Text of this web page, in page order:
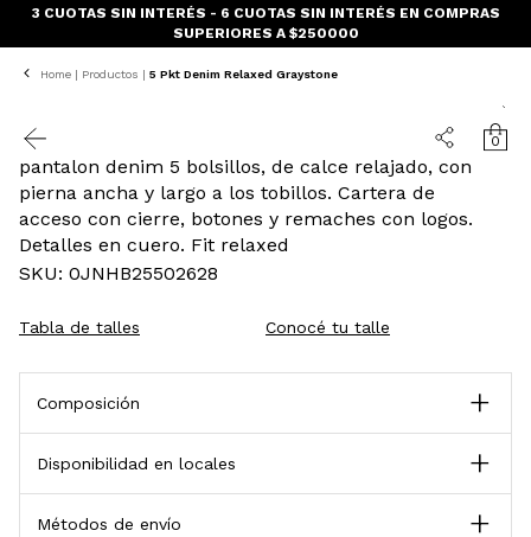
ENVIO GRATIS EN COMPRAS SUPERIORES A $150.000 - CABA Next
Day
Home | Productos | 5 Pkt Denim Relaxed Graystone
0
SALE
50% OFF
pantalon denim 5 bolsillos, de calce relajado, con
pierna ancha y largo a los tobillos. Cartera de
acceso con cierre, botones y remaches con logos.
Detalles en cuero. Fit relaxed
SKU: 0JNHB25502628
Tabla de talles Conocé tu talle
Composición
Disponibilidad en locales
Métodos de envío